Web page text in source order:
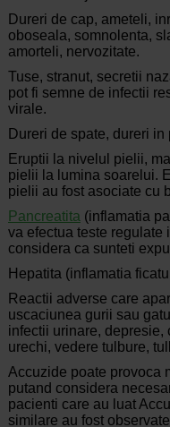
Dureri de cap, ameteli,
oboseala, somnolenta,
amorteli, nervozitate.
Tuse, stranut, secretii
pot fi semne de infectii
virale.
Dureri de spate, dureri
Eruptii la nivelul pielii,
pielii la lumina soarelui.
pielii au fost asociate cu
Pancreatita (inflamatia
va efectua teste regulate
considera ca sunteti
Hepatita (inflamatia
Reactii adverse care
uscaciunea gurii sau
infectii urinare, depresie,
urechi, vedere tulbure,
Accuzide poate provoca
putand considera
pacienti care au luat
similare au fost